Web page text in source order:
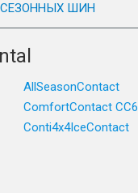
ШИН
AllSeasonContact
ComfortContact CC6
Conti4x4IceContact